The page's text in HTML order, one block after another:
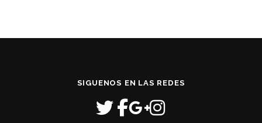
SIGUENOS EN LAS REDES